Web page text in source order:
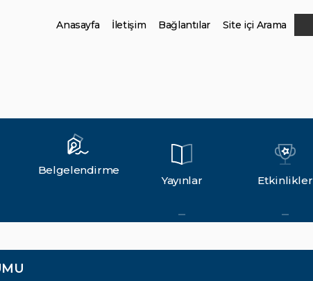
Anasayfa İletişim Bağlantılar Site içi Arama
Belgelendirme
Yayınlar Etkinlikler